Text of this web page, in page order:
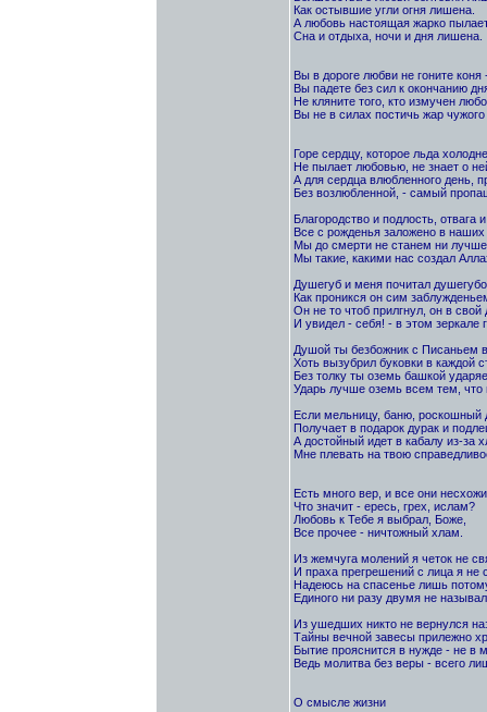
Как остывшие угли огня лишена.
А любовь настоящая жарко
Сна и отдыха, ночи и дня лишена.
Вы в дороге любви не гоните коня
Вы падете без сил к окончанию
Не кляните того, кто измучен
Вы не в силах постичь жар чужого
Горе сердцу, которое льда
Не пылает любовью, не знает о
А для сердца влюбленного день,
Без возлюбленной, - самый
Благородство и подлость, отвага
Все с рожденья заложено в наших
Мы до смерти не станем ни
Мы такие, какими нас создал
Душегуб и меня почитал
Как проникся он сим
Он не то чтоб прилгнул, он в свой
И увидел - себя! - в этом зеркале
Душой ты безбожник с Писаньем
Хоть вызубрил буковки в каждой
Без толку ты оземь башкой
Ударь лучше оземь всем тем, что
Если мельницу, баню, роскошный
Получает в подарок дурак и
А достойный идет в кабалу из-за
Мне плевать на твою
Есть много вер, и все они
Что значит - ересь, грех, ислам?
Любовь к Тебе я выбрал, Боже,
Все прочее - ничтожный хлам.
Из жемчуга молений я четок не
И праха прегрешений с лица я не
Надеюсь на спасенье лишь
Единого ни разу двумя не
Из ушедших никто не вернулся
Тайны вечной завесы прилежно
Бытие прояснится в нужде - не в
Ведь молитва без веры - всего
О смысле жизни